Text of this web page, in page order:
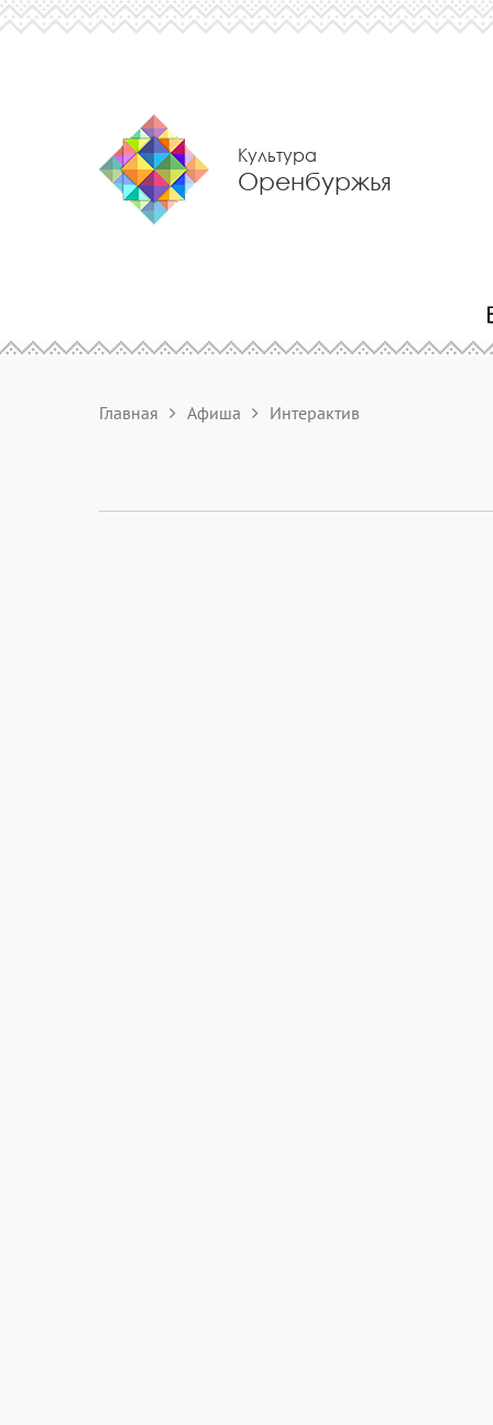
Культура
Оренбуржья
Главная Афиша Интерактив